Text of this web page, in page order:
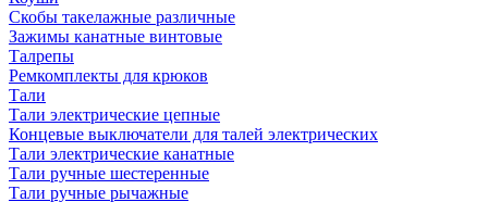
Скобы такелажные различные
Зажимы канатные винтовые
Талрепы
Ремкомплекты для крюков
Тали
Тали электрические цепные
Концевые выключатели для талей электрических
Тали электрические канатные
Тали ручные шестеренные
Тали ручные рычажные